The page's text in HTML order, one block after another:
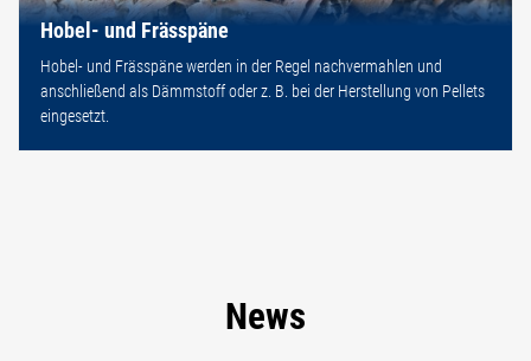
Hobel- und Frässpäne
Hobel- und Frässpäne werden in der Regel nachvermahlen und
anschließend als Dämmstoff oder z. B. bei der Herstellung von Pellets
eingesetzt.
News